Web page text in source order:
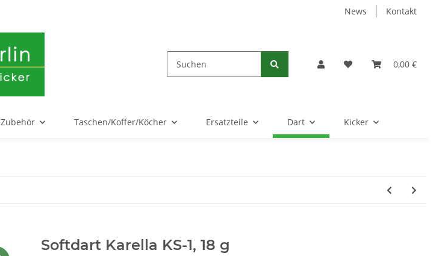
News Kontakt
0,00 €
Zubehör Taschen/Koffer/Köcher Ersatzteile Dart Kicker
Softdart Karella KS-1, 18 g